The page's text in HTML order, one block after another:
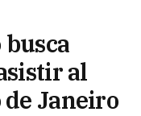
al
Janeiro